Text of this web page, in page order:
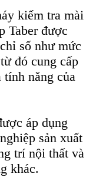
kiểm tra mài
Taber được
số như mức
đó cung cấp
năng của
áp dụng
sản xuất
trí nội thất và
khác.